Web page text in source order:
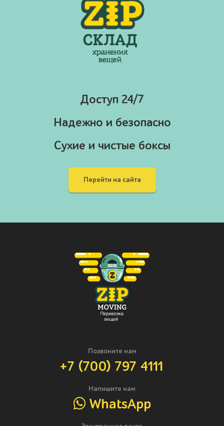
Доступ 24/7
Надежно и безопасно
Cухие и чистые боксы
Перейти на сайта
Позвоните нам
+7 (700) 797 4111
Напишите нам
WhatsApp